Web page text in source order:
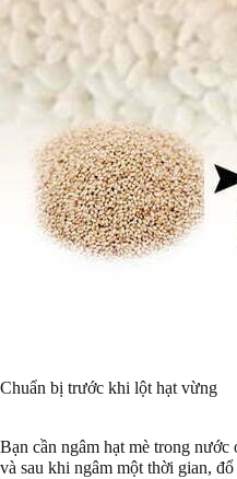
Chuẩn bị trước khi lột hạt vừng
Bạn cần ngâm hạt mè trong
và sau khi ngâm một thời gian,